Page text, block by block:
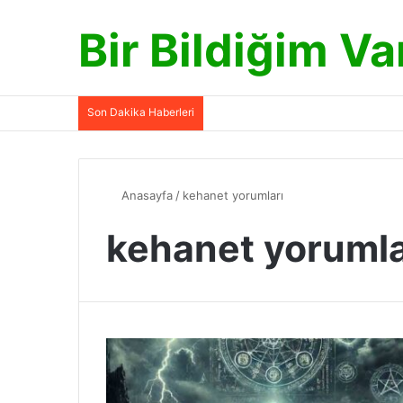
Bir Bildiğim
Son Dakika Haberleri
Anasayfa / kehanet yorumları
kehanet